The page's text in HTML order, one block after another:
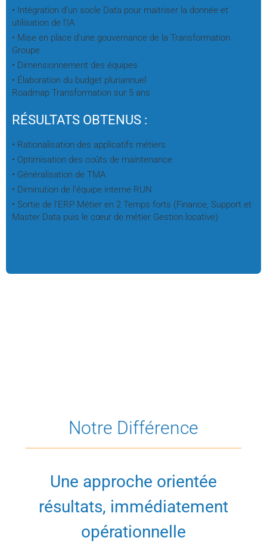
• Intégration d’un socle Data pour maitriser la donnée et
utilisation de l’IA
• Mise en place d’une gouvernance de la Transformation
Groupe
• Dimensionnement des équipes
• Élaboration du budget pluriannuel
Roadmap Transformation sur 5 ans
RÉSULTATS OBTENUS :
• Rationalisation des applicatifs métiers
• Optimisation des coûts de maintenance
• Généralisation de TMA
• Diminution de l’équipe interne RUN
• Sortie de l’ERP Métier en 2 Temps forts (Finance, Support et
Master Data puis le cœur de métier Gestion locative)
Notre Différence
Une approche orientée
résultats, immédiatement
opérationnelle